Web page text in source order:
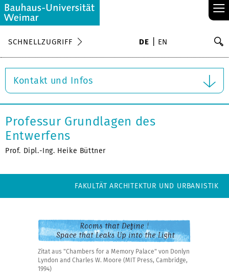
≡
SCHNELLZUGRIFF DE EN
Kontakt und Infos
Professur Grundlagen des
Entwerfens
Prof. Dipl.-Ing. Heike Büttner
FAKULTÄT ARCHITEKTUR UND URBANISTIK
Zitat aus "Chambers for a Memory Palace" von Donlyn
Lyndon and Charles W. Moore (MIT Press, Cambridge,
1994)